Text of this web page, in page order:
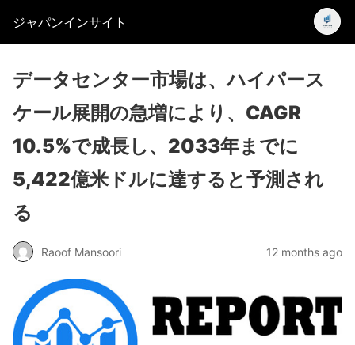
ジャパンインサイト
データセンター市場は、ハイパース
ケール展開の急増により、CAGR
10.5%で成長し、2033年までに
5,422億米ドルに達すると予測され
る
Raoof Mansoori 12 months ago